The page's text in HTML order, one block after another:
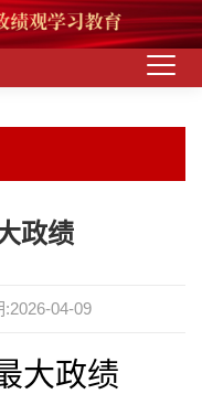
政绩
:2026-04-09
大政绩